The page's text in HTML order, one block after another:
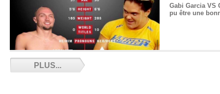
Gabi Garcia VS
pu être une
PLUS...